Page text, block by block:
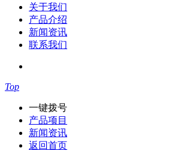
关于我们
产品介绍
新闻资讯
联系我们
Top
一键拨号
产品项目
新闻资讯
返回首页